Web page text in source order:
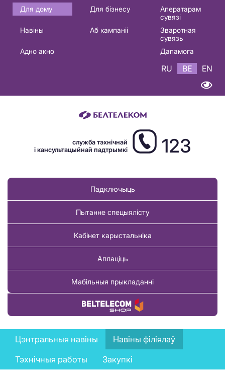
Основная
навигация
Для дому Для бізнесу
Аператарам
сувязі
Навіны
Аб кампаніі
Зваротная
сувязь
Адно акно
Дапамога
RU BE EN
служба тэхнічнай
і кансультацыйнай падтрымкі
123
Падключыць
Пытанне спецыялісту
Кабінет карыстальніка
Аплаціць
Мабільныя прыкладанні
Купіць тавар
News
menu
Цэнтральныя навіны
Навіны філіялаў
Тэхнічныя работы
Закупкі